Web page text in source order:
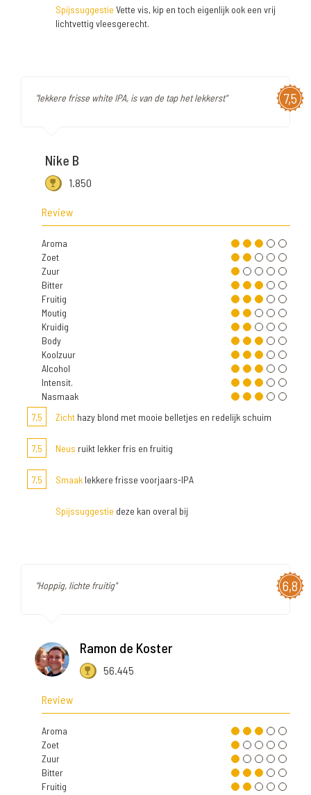
Spijssuggestie Vette vis, kip en toch eigenlijk ook een vrij
lichtvettig vleesgerecht.
7,5
"lekkere frisse white IPA, is van de tap het lekkerst"
Nike B
1.850
Review
Aroma
Zoet
Zuur
Bitter
Fruitig
Moutig
Kruidig
Body
Koolzuur
Alcohol
Intensit.
Nasmaak
7,5
Zicht hazy blond met mooie belletjes en redelijk schuim
7,5 Neus ruikt lekker fris en fruitig
7,5 Smaak lekkere frisse voorjaars-IPA
Spijssuggestie deze kan overal bij
6,8
"Hoppig, lichte fruitig"
Ramon de Koster
56.445
Review
Aroma
Zoet
Zuur
Bitter
Fruitig